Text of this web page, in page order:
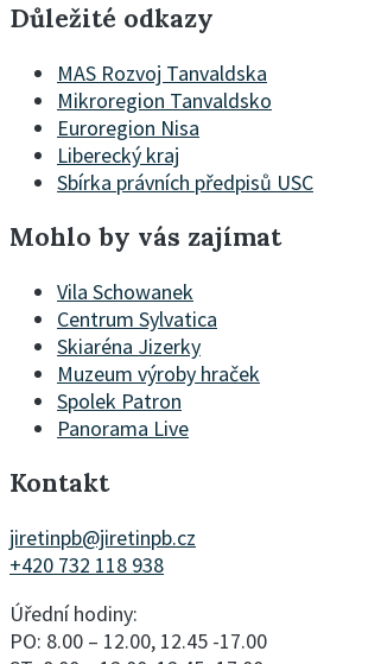
Důležité odkazy
MAS Rozvoj Tanvaldska
Mikroregion Tanvaldsko
Euroregion Nisa
Liberecký kraj
Sbírka právních předpisů USC
Mohlo by vás zajímat
Vila Schowanek
Centrum Sylvatica
Skiaréna Jizerky
Muzeum výroby hraček
Spolek Patron
Panorama Live
Kontakt
jiretinpb@jiretinpb.cz
+420 732 118 938
Úřední hodiny:
PO: 8.00 – 12.00, 12.45 -17.00